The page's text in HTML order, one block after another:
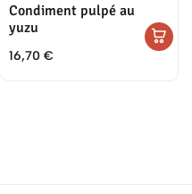
Condiment pulpé au
yuzu
16,70 €